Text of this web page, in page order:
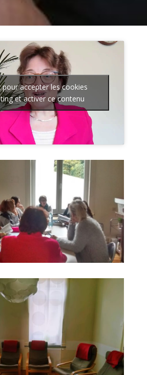
pour accepter les cookies
et activer ce contenu